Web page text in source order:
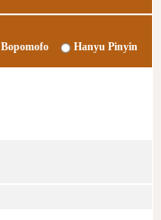
Bopomofo Hanyu Pinyin